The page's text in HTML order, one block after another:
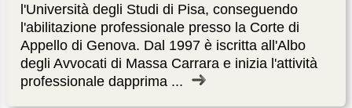
l'Università degli Studi di Pisa, conseguendo
l'abilitazione professionale presso la Corte di
Appello di Genova. Dal 1997 è iscritta all'Albo
degli Avvocati di Massa Carrara e inizia l'attività
professionale dapprima ...